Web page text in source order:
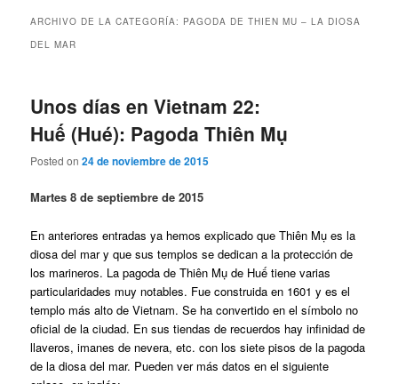
ARCHIVO DE LA CATEGORÍA: PAGODA DE THIEN MU – LA DIOSA
DEL MAR
Unos días en Vietnam 22:
Huế (Hué): Pagoda Thiên Mụ
Posted on24 de noviembre de 2015
Martes 8 de septiembre de 2015
En anteriores entradas ya hemos explicado que Thiên Mụ es la
diosa del mar y que sus templos se dedican a la protección de
los marineros. La pagoda de Thiên Mụ de Huế tiene varias
particularidades muy notables. Fue construida en 1601 y es el
templo más alto de Vietnam. Se ha convertido en el símbolo no
oficial de la ciudad. En sus tiendas de recuerdos hay infinidad de
llaveros, imanes de nevera, etc. con los siete pisos de la pagoda
de la diosa del mar. Pueden ver más datos en el siguiente